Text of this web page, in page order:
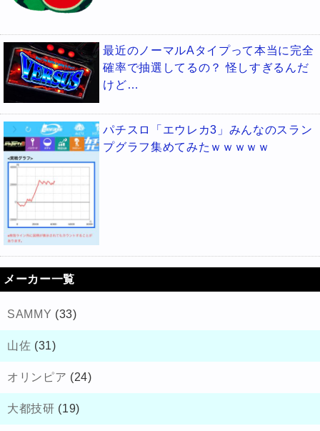
最近のノーマルAタイプって本当に完全
確率で抽選してるの？ 怪しすぎるんだ
けど…
パチスロ「エウレカ3」みんなのスラン
プグラフ集めてみたｗｗｗｗｗ
メーカー一覧
SAMMY (33)
山佐 (31)
オリンピア (24)
大都技研 (19)